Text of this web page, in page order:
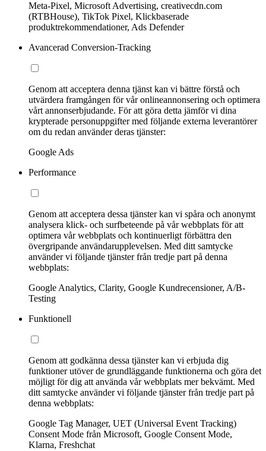
Meta-Pixel, Microsoft Advertising, creativecdn.com
(RTBHouse), TikTok Pixel, Klickbaserade
produktrekommendationer, Ads Defender
Avancerad Conversion-Tracking
Genom att acceptera denna tjänst kan vi bättre förstå och
utvärdera framgången för vår onlineannonsering och optimera
vårt annonserbjudande. För att göra detta jämför vi dina
krypterade personuppgifter med följande externa leverantörer
om du redan använder deras tjänster:
Google Ads
Performance
Genom att acceptera dessa tjänster kan vi spåra och anonymt
analysera klick- och surfbeteende på vår webbplats för att
optimera vår webbplats och kontinuerligt förbättra den
övergripande användarupplevelsen. Med ditt samtycke
använder vi följande tjänster från tredje part på denna
webbplats:
Google Analytics, Clarity, Google Kundrecensioner, A/B-
Testing
Funktionell
Genom att godkänna dessa tjänster kan vi erbjuda dig
funktioner utöver de grundläggande funktionerna och göra det
möjligt för dig att använda vår webbplats mer bekvämt. Med
ditt samtycke använder vi följande tjänster från tredje part på
denna webbplats:
Google Tag Manager, UET (Universal Event Tracking)
Consent Mode från Microsoft, Google Consent Mode,
Klarna, Freshchat